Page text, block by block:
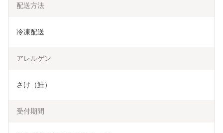
配送方法
冷凍配送
アレルゲン
さけ（鮭）
受付期間